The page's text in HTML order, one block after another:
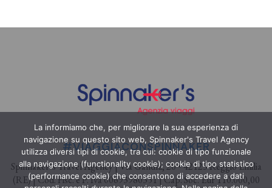
#VIAGGIACONSPINNAKER
Spinnaker’s Travel Agency | Via Gandhi, 20 • 42123 Reggio Emilia
(RE) | Cod. Fisc. e P. Iva 00693980351 | Cap. Soc. Eur 110.000,00
La informiamo che, per migliorare la sua esperienza di
navigazione su questo sito web, Spinnaker's Travel Agency
utilizza diversi tipi di cookie, tra cui: cookie di tipo funzionale
alla navigazione (functionality cookie); cookie di tipo statistico
(performance cookie) che consentono di accedere a dati